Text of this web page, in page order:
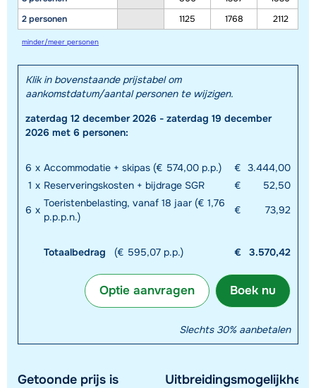
2 personen
1125
1768 2112
minder/meer personen
Klik in bovenstaande prijstabel om
aankomstdatum/aantal personen te wijzigen.
zaterdag 12 december 2026 - zaterdag 19 december
2026 met 6 personen:
6 x Accommodatie + skipas (€ 574,00 p.p.) € 3.444,00
1 x Reserveringskosten + bijdrage SGR €
52,50
6 x
Toeristenbelasting, vanaf 18 jaar (€ 1,76
p.p.p.n.)
€ 73,92
Totaalbedrag (€ 595,07 p.p.) € 3.570,42
Boek nu
Optie aanvragen
Slechts 30% aanbetalen
Getoonde prijs is